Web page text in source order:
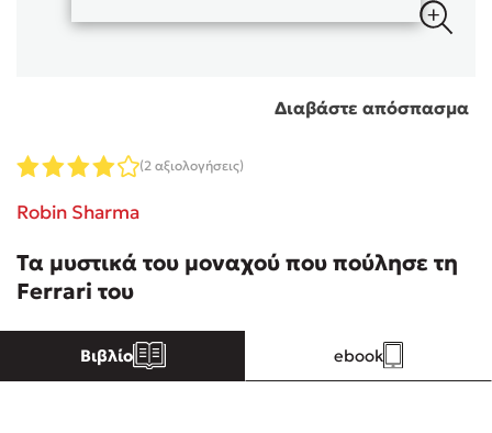
Κώστας Κρομμύδας
Το λιμάνι μου είσαι εσύ
Ένας γίγαντας στο σχολείο
Διαβάστε απόσπασμα
(2 αξιολογήσεις)
Robin Sharma
Τα μυστικά του μοναχού που πούλησε τη
Ferrari του
Βιβλίο ebook